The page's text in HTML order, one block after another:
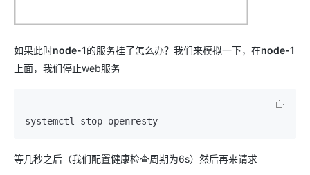
如果此时node-1的服务挂了怎么办？我们来模拟一下，在node-1
上面，我们停止web服务
等几秒之后（我们配置健康检查周期为6s）然后再来请求